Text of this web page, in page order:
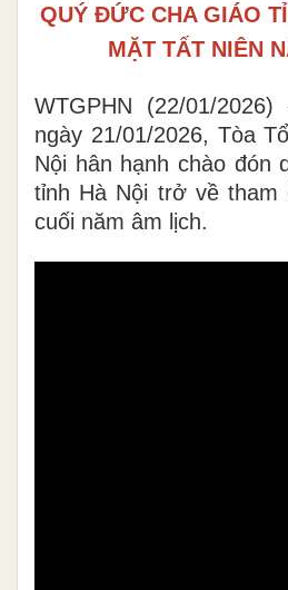
QUÝ ĐỨC CHA GIÁO
MẶT TẤT NIÊN
WTGPHN (22/01/
ngày 21/01/2026, Tòa
Nội hân hạnh chào đón
tỉnh Hà Nội trở về tham
cuối năm âm lịch.